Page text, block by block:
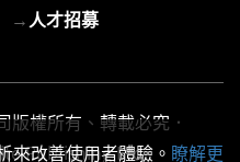
→人才招募
權所有、轉載必究．
Publishing Ltd.
來改善使用者體驗。 瞭解更